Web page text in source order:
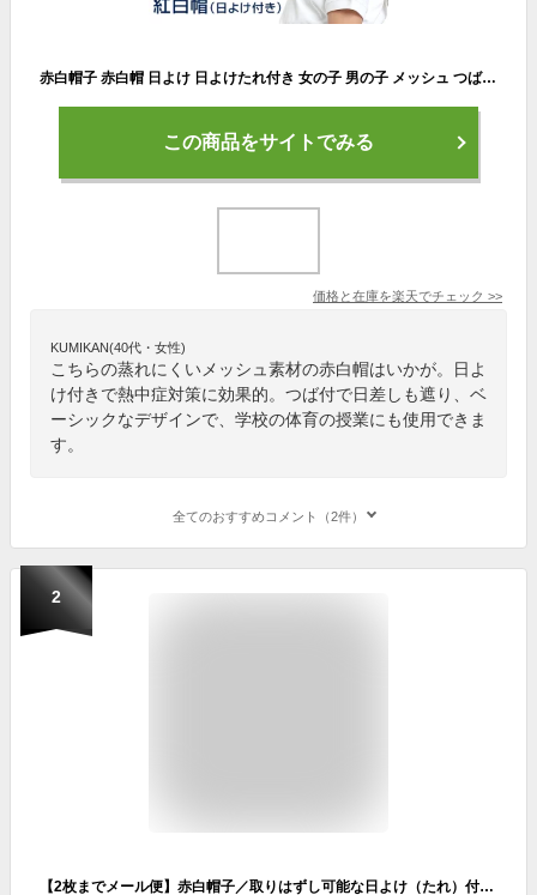
赤白帽子 赤白帽 日よけ 日よけたれ付き 女の子 男の子 メッシュ つば付き M L アゴゴム付 子供 子供用 キッズ ジュニア 紅白帽 紅白帽子 体操帽子 男女兼用 園児 小学生 幼稚園 保育園 学校 体操 体育 運動 行動観察 SCH-HA12600 ゆうパケット対応
この商品をサイトでみる
価格と在庫を楽天でチェック >>
KUMIKAN(40代・女性)
こちらの蒸れにくいメッシュ素材の赤白帽はいかが。日よ
け付きで熱中症対策に効果的。つば付で日差しも遮り、ベ
ーシックなデザインで、学校の体育の授業にも使用できま
す。
全てのおすすめコメント（2件）
2
【2枚までメール便】赤白帽子／取りはずし可能な日よけ（たれ）付／フリーサイズ・Lサイズ／フットマーク製 赤白ぼうし 紅白帽子 運動帽子